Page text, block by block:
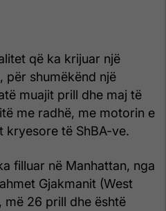
që ka krijuar një
për shumëkënd një
muajit prill dhe maj të
me radhë, me motorin e
kryesore të ShBA-ve.
filluar në Manhattan, nga
Gjakmanit (West
më 26 prill dhe është